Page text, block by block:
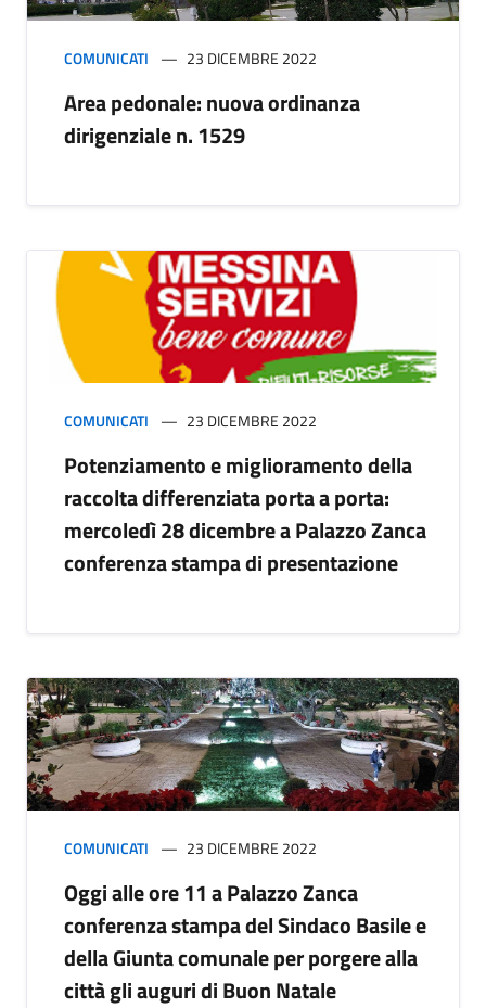
COMUNICATI 23 DICEMBRE 2022
Area pedonale: nuova ordinanza
dirigenziale n. 1529
COMUNICATI 23 DICEMBRE 2022
Potenziamento e miglioramento della
raccolta differenziata porta a porta:
mercoledì 28 dicembre a Palazzo Zanca
conferenza stampa di presentazione
COMUNICATI 23 DICEMBRE 2022
Oggi alle ore 11 a Palazzo Zanca
conferenza stampa del Sindaco Basile e
della Giunta comunale per porgere alla
città gli auguri di Buon Natale